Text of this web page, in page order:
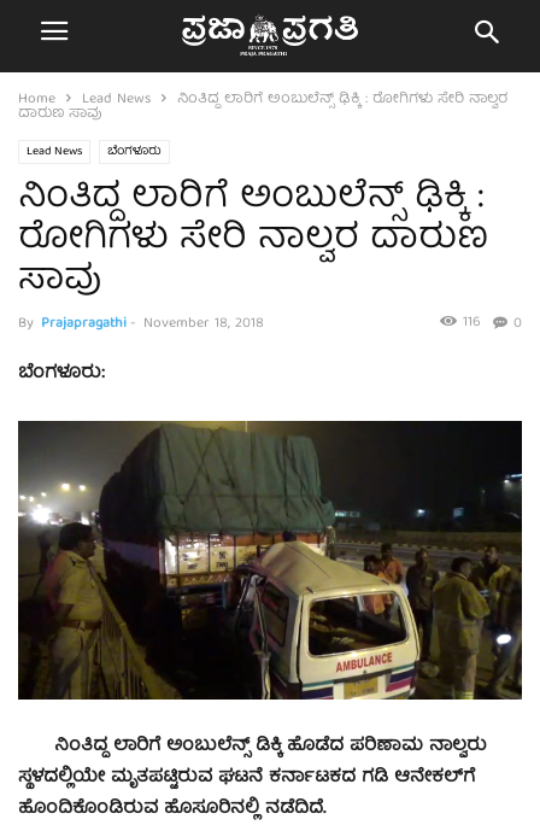
Home Lead News ನಿಂತಿದ್ದ ಲಾರಿಗೆ ಅಂಬುಲೆನ್ಸ್‌ ಢಿಕ್ಕಿ : ರೋಗಿಗಳು ಸೇರಿ ನಾಲ್ವರ
ದಾರುಣ ಸಾವು
Lead News ಬೆಂಗಳೂರು
ನಿಂತಿದ್ದ ಲಾರಿಗೆ ಅಂಬುಲೆನ್ಸ್‌ ಢಿಕ್ಕಿ :
ರೋಗಿಗಳು ಸೇರಿ ನಾಲ್ವರ ದಾರುಣ
ಸಾವು
By Prajapragathi- November 18, 2018 0
116
ಬೆಂಗಳೂರು:
ನಿಂತಿದ್ದ ಲಾರಿಗೆ ಅಂಬುಲೆನ್ಸ್ ಡಿಕ್ಕಿ ಹೊಡೆದ ಪರಿಣಾಮ ನಾಲ್ವರು
ಸ್ಥಳದಲ್ಲಿಯೇ ಮೃತಪಟ್ಟಿರುವ ಘಟನೆ ಕರ್ನಾಟಕದ ಗಡಿ ಆನೇಕಲ್‍ಗೆ
ಹೊಂದಿಕೊಂಡಿರುವ ಹೊಸೂರಿನಲ್ಲಿ ನಡೆದಿದೆ.